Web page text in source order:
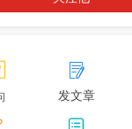

发文章